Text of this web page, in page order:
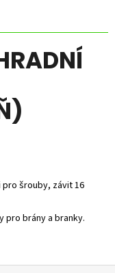
pro šrouby, závit 16
pro brány a branky.